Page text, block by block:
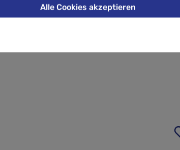
Alle Cookies akzeptieren